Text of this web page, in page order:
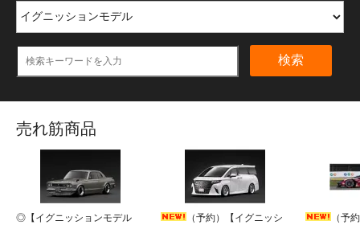
検索
売れ筋商品
◎【イグニッションモデル
（予約）【イグニッシ
（予